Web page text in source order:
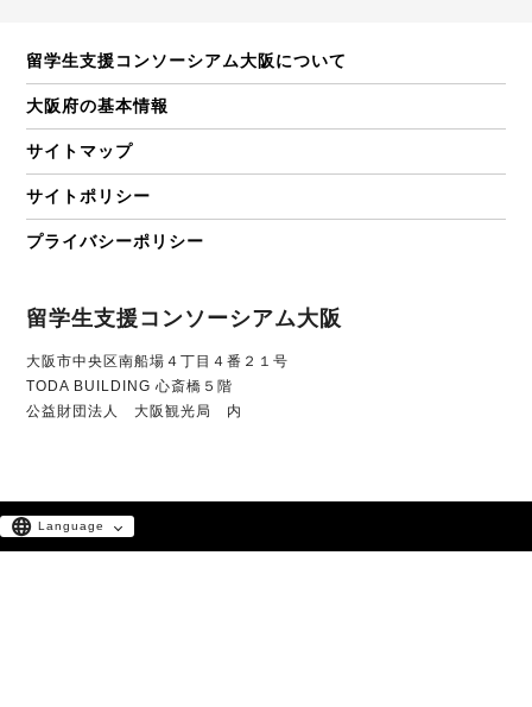
留学生支援コンソーシアム大阪について
大阪府の基本情報
サイトマップ
サイトポリシー
プライバシーポリシー
留学生支援コンソーシアム大阪
大阪市中央区南船場４丁目４番２１号
TODA BUILDING 心斎橋５階
公益財団法人 大阪観光局 内
Language